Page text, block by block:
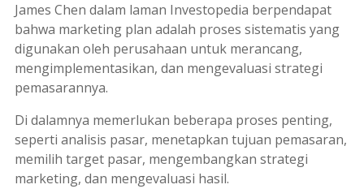
James Chen dalam laman Investopedia berpendapat
bahwa marketing plan adalah proses sistematis yang
digunakan oleh perusahaan untuk merancang,
mengimplementasikan, dan mengevaluasi strategi
pemasarannya.
Di dalamnya memerlukan beberapa proses penting,
seperti analisis pasar, menetapkan tujuan pemasaran,
memilih target pasar, mengembangkan strategi
marketing, dan mengevaluasi hasil.